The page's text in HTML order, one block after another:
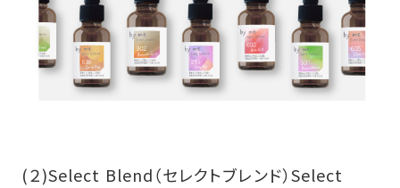
(２)Select Blend（セレクトブレンド）Select